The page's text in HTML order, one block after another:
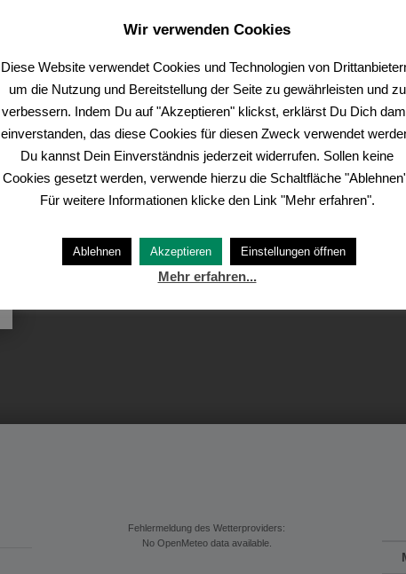
Fehlermeldung des Wetterproviders:
No OpenMeteo data available.
Wir verwenden Cookies
Diese Website verwendet Cookies und Technologien von
um die Nutzung und Bereitstellung der Seite zu gewährleisten und zu
verbessern. Indem Du auf "Akzeptieren" klickst, erklärst Du Dich
einverstanden, das diese Cookies für diesen Zweck verwendet
Du kannst Dein Einverständnis jederzeit widerrufen. Sollen keine
Cookies gesetzt werden, verwende hierzu die Schaltfläche
Für weitere Informationen klicke den Link "Mehr erfahren".
Ablehnen Akzeptieren Einstellungen öffnen
Mehr erfahren...